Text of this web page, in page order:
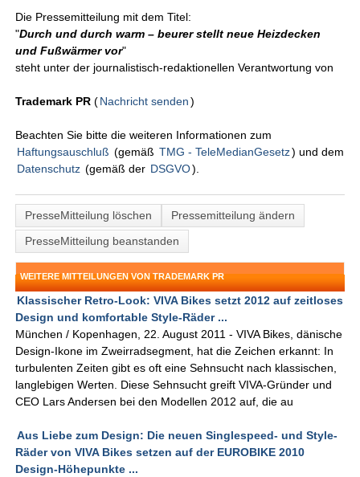
Die Pressemitteilung mit dem Titel:
"Durch und durch warm – beurer stellt neue Heizdecken
und Fußwärmer vor"
steht unter der journalistisch-redaktionellen Verantwortung von
Trademark PR (Nachricht senden )
Beachten Sie bitte die weiteren Informationen zum
Haftungsauschluß (gemäß TMG - TeleMedianGesetz) und dem
Datenschutz (gemäß der DSGVO).
PresseMitteilung löschen
Pressemitteilung ändern
PresseMitteilung beanstanden
WEITERE MITTEILUNGEN VON TRADEMARK PR
Klassischer Retro-Look: VIVA Bikes setzt 2012 auf zeitloses
Design und komfortable Style-Räder ...
München / Kopenhagen, 22. August 2011 - VIVA Bikes, dänische
Design-Ikone im Zweirradsegment, hat die Zeichen erkannt: In
turbulenten Zeiten gibt es oft eine Sehnsucht nach klassischen,
langlebigen Werten. Diese Sehnsucht greift VIVA-Gründer und
CEO Lars Andersen bei den Modellen 2012 auf, die au
Aus Liebe zum Design: Die neuen Singlespeed- und Style-
Räder von VIVA Bikes setzen auf der EUROBIKE 2010
Design-Höhepunkte ...